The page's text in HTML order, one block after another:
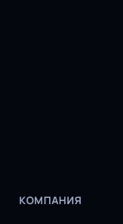
КОМПАНИЯ